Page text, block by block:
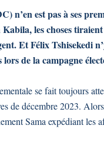
n’en est pas à ses
Kabila, les choses
Et Félix Tshisekedi
de la campagne
se fait toujours
de décembre 2023.
Sama expédiant les